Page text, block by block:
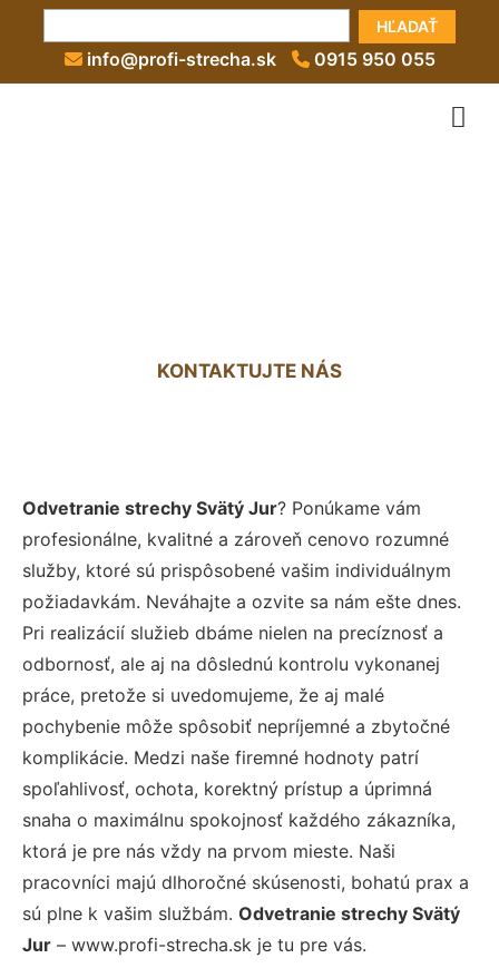
HĽADAŤ
info@profi-strecha.sk 0915 950 055
KONTAKTUJTE NÁS
Odvetranie strechy Svätý Jur? Ponúkame vám
profesionálne, kvalitné a zároveň cenovo rozumné
služby, ktoré sú prispôsobené vašim individuálnym
požiadavkám. Neváhajte a ozvite sa nám ešte dnes.
Pri realizácií služieb dbáme nielen na precíznosť a
odbornosť, ale aj na dôslednú kontrolu vykonanej
práce, pretože si uvedomujeme, že aj malé
pochybenie môže spôsobiť nepríjemné a zbytočné
komplikácie. Medzi naše firemné hodnoty patrí
spoľahlivosť, ochota, korektný prístup a úprimná
snaha o maximálnu spokojnosť každého zákazníka,
ktorá je pre nás vždy na prvom mieste. Naši
pracovníci majú dlhoročné skúsenosti, bohatú prax a
sú plne k vašim službám. Odvetranie strechy Svätý
Jur – www.profi-strecha.sk je tu pre vás.